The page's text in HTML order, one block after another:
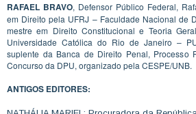
RAFAEL BRAVO, Defensor Público Federal,
em Direito pela UFRJ – Faculdade Nacional de
mestre em Direito Constitucional e Teoria
Universidade Católica do Rio de Janeiro –
suplente da Banca de Direito Penal, Processo
Concurso da DPU, organizado pela CESPE/UNB.
ANTIGOS EDITORES: